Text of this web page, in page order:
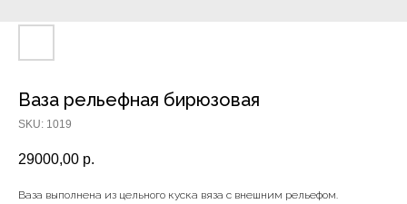
Ваза рельефная бирюзовая
SKU: 1019
29000,00 р.
Ваза выполнена из цельного куска вяза с внешним рельефом.